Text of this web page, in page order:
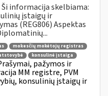
informacija skelbiama:
įstaigų ir
(REG806) Aspektas
mokesčių mokėtojų registras
konsulinė įstaiga
pažymos ir
MM registre, PVM
konsulinių įstaigų ir